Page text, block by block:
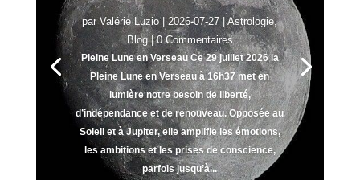
parValérie Luzio|2026-07-27 |Astrologie,
Blog| 0 Commentaires
Pleine Lune en Verseau Ce 29 juillet 2026 la
Pleine Lune en Verseau à 16h37 met en
lumière notre besoin de liberté,
d’indépendance et de renouveau. Opposée au
Soleil et à Jupiter, elle amplifie les émotions,
les ambitions et les prises de conscience,
parfois jusqu’à...